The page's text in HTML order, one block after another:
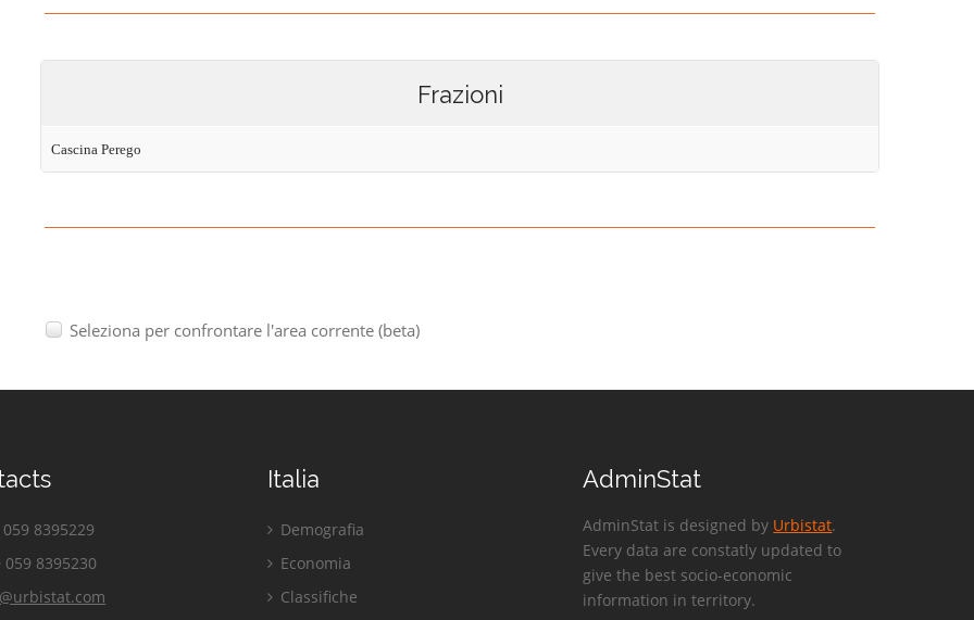
Frazioni
Cascina Perego
Seleziona per confrontare l'area corrente (beta)
059 8395229
059 8395230
Italia
Demografia
Economia
Classifiche
AdminStat
AdminStat is designed by Urbistat.
Every data are constatly updated to
give the best socio-economic
information in territory.